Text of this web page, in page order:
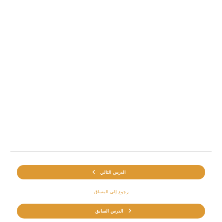
الدرس السابق
رجوع إلى المساق
الدرس التالي